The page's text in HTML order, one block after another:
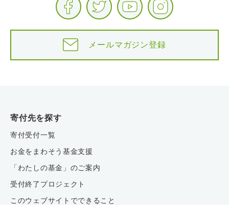
メールマガジン登録
寄付先を探す
寄付受付一覧
お金をまわそう基金支援
「わたしの基金」のご案内
受付終了プロジェクト
このウェブサイトでできること